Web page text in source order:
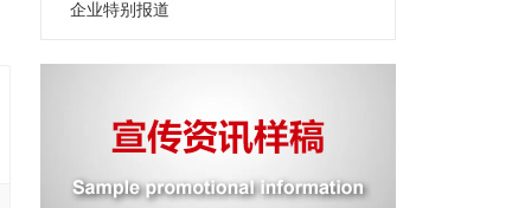
企业特别报道